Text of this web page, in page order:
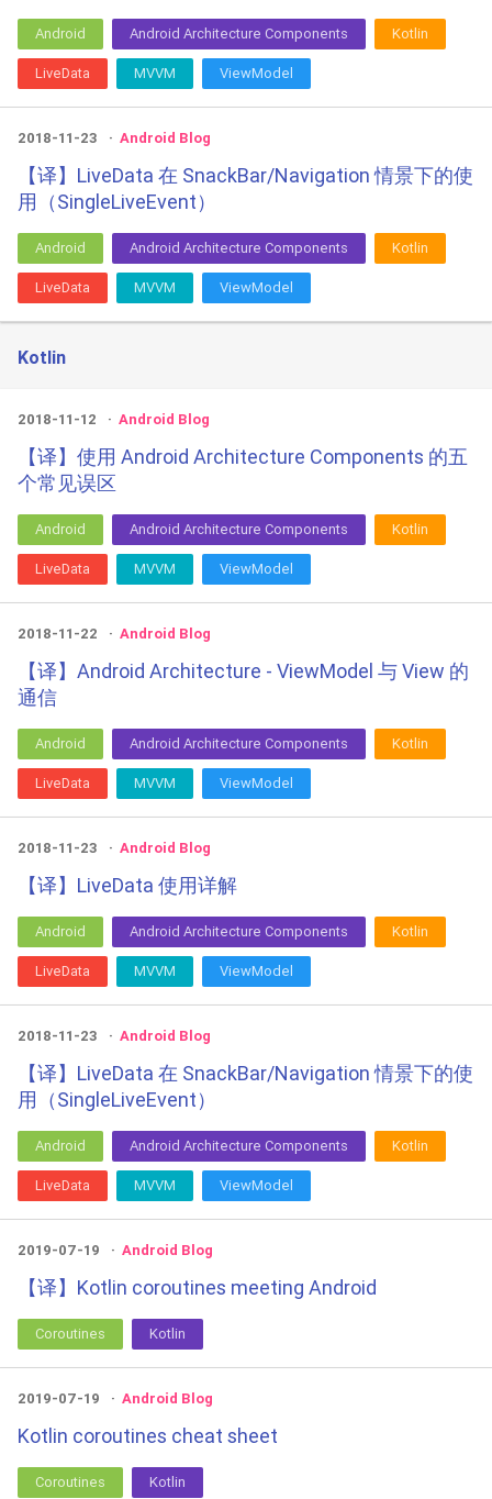
Android Android Architecture Components Kotlin
LiveData MVVM ViewModel
2018-11-23 Android Blog
【译】LiveData 在 SnackBar/Navigation 情景下的使
用（SingleLiveEvent）
Android Android Architecture Components Kotlin
LiveData MVVM ViewModel
Kotlin
2018-11-12 Android Blog
【译】使用 Android Architecture Components 的五
个常见误区
Android Android Architecture Components Kotlin
LiveData MVVM ViewModel
2018-11-22 Android Blog
【译】Android Architecture - ViewModel 与 View 的
通信
Android Android Architecture Components Kotlin
LiveData MVVM ViewModel
2018-11-23 Android Blog
【译】LiveData 使用详解
Android Android Architecture Components Kotlin
LiveData MVVM ViewModel
2018-11-23 Android Blog
【译】LiveData 在 SnackBar/Navigation 情景下的使
用（SingleLiveEvent）
Android Android Architecture Components Kotlin
LiveData MVVM ViewModel
2019-07-19 Android Blog
【译】Kotlin coroutines meeting Android
Coroutines Kotlin
2019-07-19 Android Blog
Kotlin coroutines cheat sheet
Coroutines Kotlin